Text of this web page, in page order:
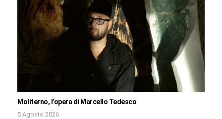
Moliterno, l’opera di Marcello Tedesco
5 Agosto 2026